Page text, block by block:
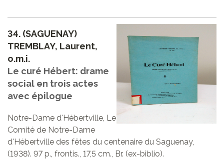
34. (SAGUENAY)
TREMBLAY, Laurent,
o.m.i.
Le curé Hébert: drame
social en trois actes
avec épilogue
Notre-Dame d'Hébertville, Le
Comité de Notre-Dame
d'Hébertville des fêtes du centenaire du Saguenay,
(1938). 97 p., frontis., 17,5 cm., Br. (ex-biblio).